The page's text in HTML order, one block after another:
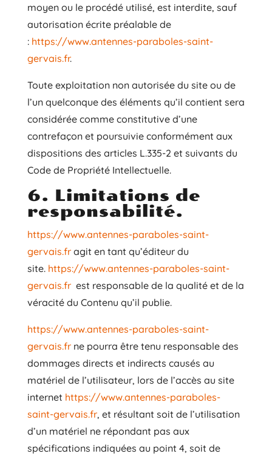
moyen ou le procédé utilisé, est interdite, sauf
autorisation écrite préalable de
: https://www.antennes-paraboles-saint-
gervais.fr.
Toute exploitation non autorisée du site ou de
l’un quelconque des éléments qu’il contient sera
considérée comme constitutive d’une
contrefaçon et poursuivie conformément aux
dispositions des articles L.335-2 et suivants du
Code de Propriété Intellectuelle.
6. Limitations de
responsabilité.
https://www.antennes-paraboles-saint-
gervais.fr agit en tant qu’éditeur du
site. https://www.antennes-paraboles-saint-
gervais.fr est responsable de la qualité et de la
véracité du Contenu qu’il publie.
https://www.antennes-paraboles-saint-
gervais.fr ne pourra être tenu responsable des
dommages directs et indirects causés au
matériel de l’utilisateur, lors de l’accès au site
internet https://www.antennes-paraboles-
saint-gervais.fr, et résultant soit de l’utilisation
d’un matériel ne répondant pas aux
spécifications indiquées au point 4, soit de